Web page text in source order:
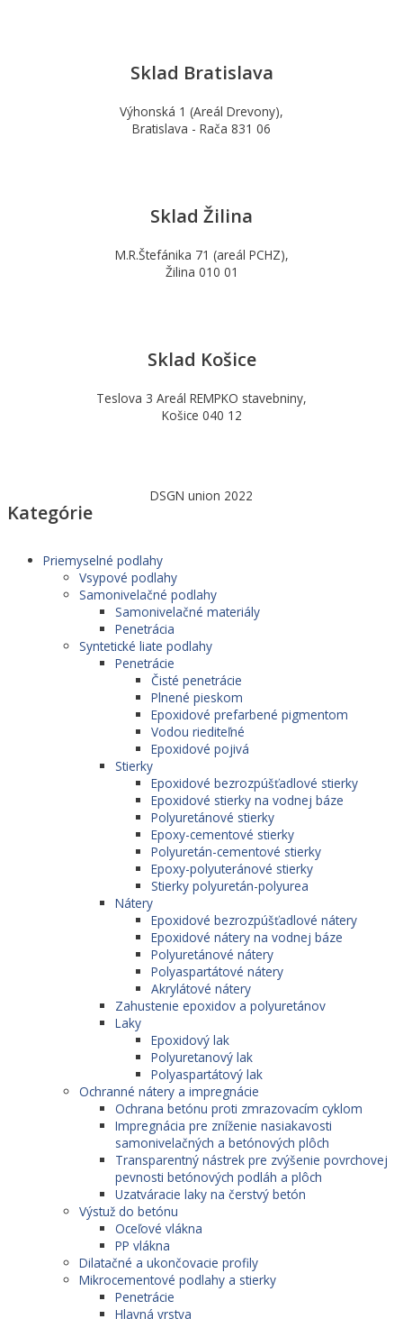
Sklad Bratislava
Výhonská 1 (Areál Drevony),
Bratislava - Rača 831 06
Sklad Žilina
M.R.Štefánika 71 (areál PCHZ),
Žilina 010 01
Sklad Košice
Teslova 3 Areál REMPKO stavebniny,
Košice 040 12
DSGN union 2022
Kategórie
Priemyselné podlahy
Vsypové podlahy
Samonivelačné podlahy
Samonivelačné materiály
Penetrácia
Syntetické liate podlahy
Penetrácie
Čisté penetrácie
Plnené pieskom
Epoxidové prefarbené pigmentom
Vodou riediteľné
Epoxidové pojivá
Stierky
Epoxidové bezrozpúšťadlové stierky
Epoxidové stierky na vodnej báze
Polyuretánové stierky
Epoxy-cementové stierky
Polyuretán-cementové stierky
Epoxy-polyuteránové stierky
Stierky polyuretán-polyurea
Nátery
Epoxidové bezrozpúšťadlové nátery
Epoxidové nátery na vodnej báze
Polyuretánové nátery
Polyaspartátové nátery
Akrylátové nátery
Zahustenie epoxidov a polyuretánov
Laky
Epoxidový lak
Polyuretanový lak
Polyaspartátový lak
Ochranné nátery a impregnácie
Ochrana betónu proti zmrazovacím cyklom
Impregnácia pre zníženie nasiakavosti
samonivelačných a betónových plôch
Transparentný nástrek pre zvýšenie povrchovej
pevnosti betónových podláh a plôch
Uzatváracie laky na čerstvý betón
Výstuž do betónu
Oceľové vlákna
PP vlákna
Dilatačné a ukončovacie profily
Mikrocementové podlahy a stierky
Penetrácie
Hlavná vrstva